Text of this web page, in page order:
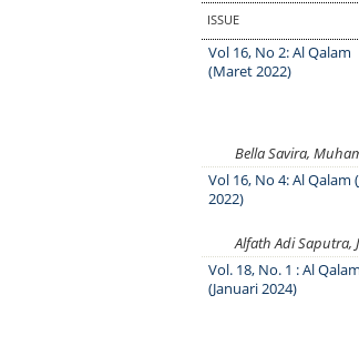
ISSUE
Vol 16, No 2: Al Qalam
(Maret 2022)
Bella Savira,
Vol 16, No 4: Al Qalam
2022)
Alfath Adi
Vol. 18, No. 1 : Al Qalam
(Januari 2024)